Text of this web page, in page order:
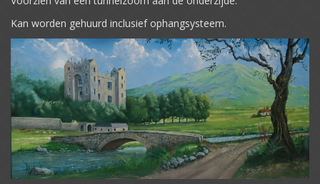
Kan worden gehuurd inclusief ophangsysteem.